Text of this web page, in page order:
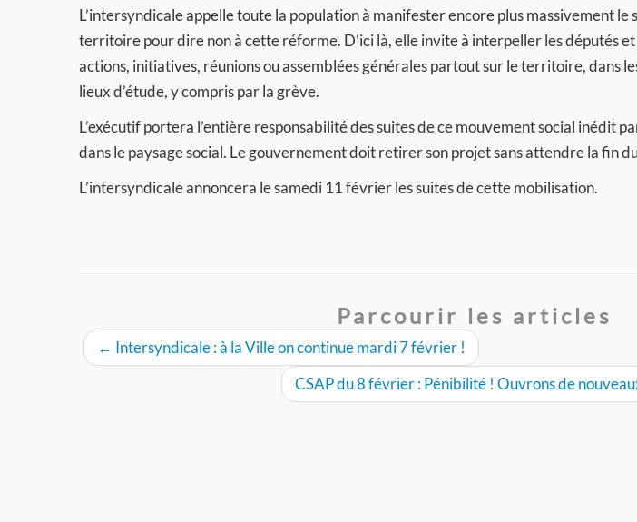
L’intersyndicale appelle toute la population à manifester encore plus massivement le
territoire pour dire non à cette réforme. D’ici là, elle invite à interpeller les députés
actions, initiatives, réunions ou assemblées générales partout sur le territoire, dans
lieux d’étude, y compris par la grève.
L’exécutif portera l’entière responsabilité des suites de ce mouvement social inédit
dans le paysage social. Le gouvernement doit retirer son projet sans attendre la fin
L’intersyndicale annoncera le samedi 11 février les suites de cette mobilisation.
Parcourir les articles
← Intersyndicale : à la Ville on continue mardi 7 février !
CSAP du 8 février : Pénibilité ! Ouvrons de